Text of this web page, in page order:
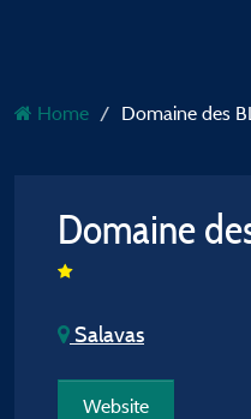
Home Domaine des
Domaine
Salavas
Website